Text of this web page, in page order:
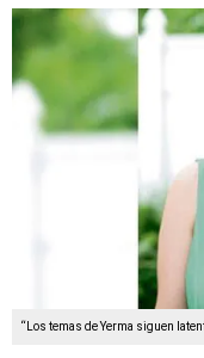
“Los temas de Yerma siguen